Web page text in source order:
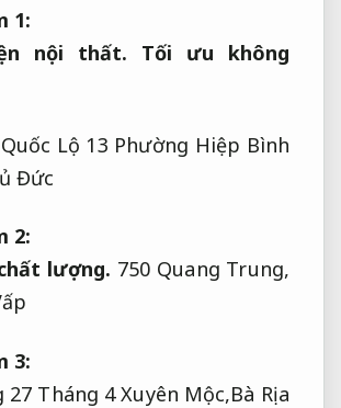
1:
nội thất.
Tối ưu không
Lộ 13 Phường Hiệp Bình
Đức
2:
lượng. 750 Quang Trung,
3:
Tháng 4 Xuyên Mộc,Bà Rịa